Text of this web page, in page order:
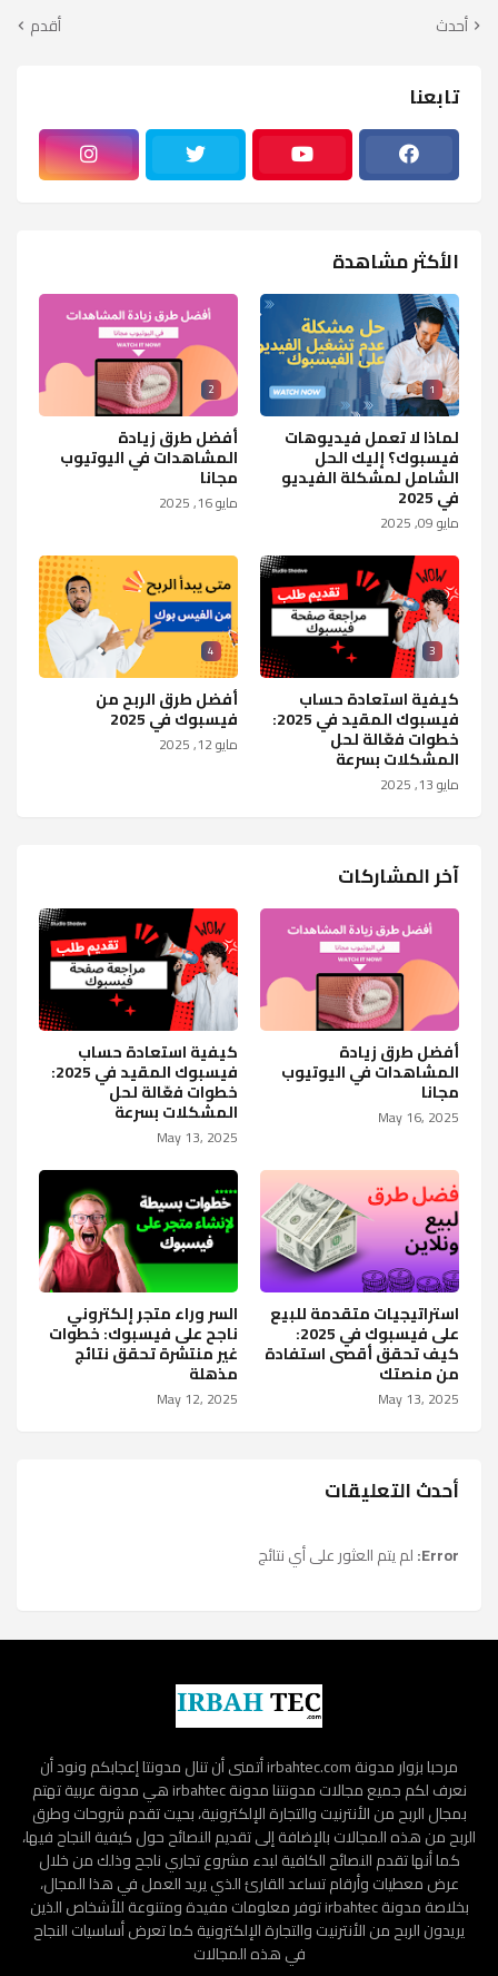
أحدث أقدم
تابعنا
الأكثر مشاهدة
1
لماذا لا تعمل فيديوهات
فيسبوك؟ إليك الحل
الشامل لمشكلة الفيديو
في 2025
مايو 09, 2025
2
أفضل طرق زيادة
المشاهدات في اليوتيوب
مجانا
مايو 16, 2025
3
كيفية استعادة حساب
فيسبوك المقيد في 2025:
خطوات فعّالة لحل
المشكلات بسرعة
مايو 13, 2025
4
أفضل طرق الربح من
فيسبوك في 2025
مايو 12, 2025
آخر المشاركات
أفضل طرق زيادة
المشاهدات في اليوتيوب
مجانا
May 16, 2025
كيفية استعادة حساب
فيسبوك المقيد في 2025:
خطوات فعّالة لحل
المشكلات بسرعة
May 13, 2025
استراتيجيات متقدمة للبيع
على فيسبوك في 2025:
كيف تحقق أقصى استفادة
من منصتك
May 13, 2025
السر وراء متجر إلكتروني
ناجح على فيسبوك: خطوات
غير منتشرة تحقق نتائج
مذهلة
May 12, 2025
أحدث التعليقات
Error: لم يتم العثور على أي نتائج
مرحبا بزوار مدونة irbahtec.com أتمنى أن تنال مدونتا إعجابكم ونود أن
نعرف لكم جميع مجالات مدونتنا مدونة irbahtec هي مدونة عربية تهتم
بمجال الربح من الأنترنيت والتجارة الإلكترونية، بحيت تقدم شروحات وطرق
الربح من هذه المجالات بالإضافة إلى تقديم النصائح حول كيفية النجاح فيها،
كما أنها تقدم النصائح الكافية لبدء مشروع تجاري ناجح وذلك من خلال
عرض معطيات وأرقام تساعد القارئ الذي يريد العمل في هذا المجال،
بخلاصة مدونة irbahtec توفر معلومات مفيدة ومتنوعة للأشخاص الذين
يريدون الربح من الأنترنيت والتجارة الإلكترونية كما تعرض أساسيات النجاح
في هذه المجالات